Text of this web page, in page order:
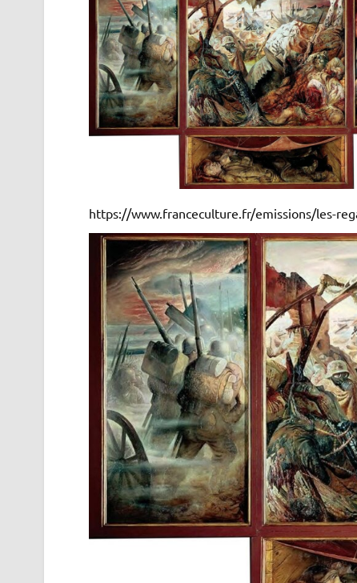
https://www.franceculture.fr/emissions/les-